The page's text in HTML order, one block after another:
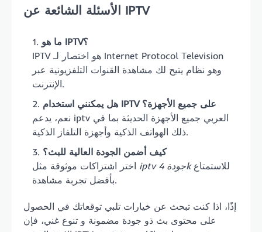
الأسئلة الشائعة عن IPTV
ما هو IPTV؟
IPTV هو اختصار لـ Internet Protocol Television
وهو نظام يتيح لك مشاهدة القنوات التلفزيونية عبر
الإنترنت.
هل يمكنني استخدام IPTV على جميع الأجهزة؟
نعم، يدعم iptv العربي جميع الأجهزة الحديثة بما في
ذلك الهواتف الذكية وأجهزة التلفاز الذكية.
كيف أضمن الجودة العالية للبث؟
iptv جودة 4kللاستمتاع
بأفضل تجربة مشاهدة.
إذًا، اذا كنت تبحث عن خيارات تلبي توقعاتك في الحصول
على محتوى بث ذو جودة مضمونة و تنوع غني، فإن